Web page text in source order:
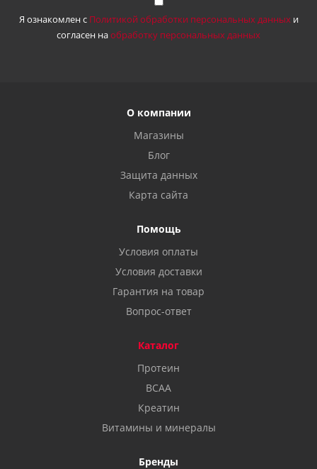
Я ознакомлен с Политикой обработки персональных данныхи
согласен наобработку персональных данных
О компании
Магазины
Блог
Защита данных
Карта сайта
Помощь
Условия оплаты
Условия доставки
Гарантия на товар
Вопрос-ответ
Каталог
Протеин
BCAA
Креатин
Витамины и минералы
Бренды